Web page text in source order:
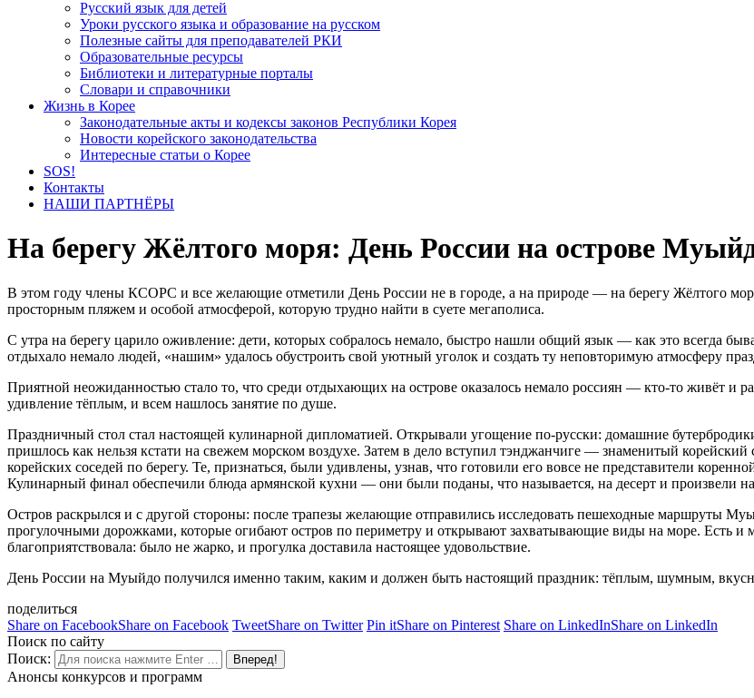
Русский язык для детей
Уроки русского языка и образование на русском
Полезные сайты для преподавателей РКИ
Образовательные ресурсы
Библиотеки и литературные порталы
Словари и справочники
Жизнь в Корее
Законодательные акты и кодексы законов Республики Корея
Новости корейского законодательства
Интересные статьи о Корее
SOS!
Контакты
НАШИ ПАРТНЁРЫ
На берегу Жёлтого моря: День России на острове
В этом году члены КСОРС и все желающие отметили День России не в городе, а на природе — на берегу Жёлтого
просторным пляжем и особой атмосферой, которую трудно найти в суете мегаполиса.
С утра на берегу царило оживление: дети, которых собралось немало, быстро нашли общий язык — как это всегда
отдыхало немало людей, «нашим» удалось обустроить свой уютный уголок и создать ту неповторимую атмосферу
Приятной неожиданностью стало то, что среди отдыхающих на острове оказалось немало россиян — кто-то живёт и
удивление тёплым, и всем нашлось занятие по душе.
Праздничный стол стал настоящей кулинарной дипломатией. Открывали угощение по-русски: домашние
пришлось как нельзя кстати на свежем морском воздухе. Затем в дело вступил тэнджанчиге — знаменитый
корейских соседей по берегу. Те, признаться, были удивлены, узнав, что готовили его вовсе не представители
Кулинарный финал обеспечили блюда армянской кухни — они были поданы, что называется, на десерт и произвели
Остров раскрылся и с другой стороны: после трапезы желающие отправились исследовать пешеходные маршруты
прогулочными дорожками, которые огибают остров по периметру и открывают захватывающие виды на море. Есть и
благоприятствовала: было не жарко, и прогулка доставила настоящее удовольствие.
День России на Муыйдо получился именно таким, каким и должен быть настоящий праздник: тёплым, шумным,
поделиться
Share on FacebookShare on Facebook TweetShare on Twitter Pin itShare on Pinterest Share on LinkedInShare on LinkedIn
Поиск по сайту
Поиск:
Анонсы конкурсов и программ